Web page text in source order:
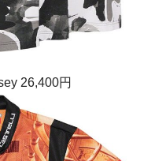
26,400円